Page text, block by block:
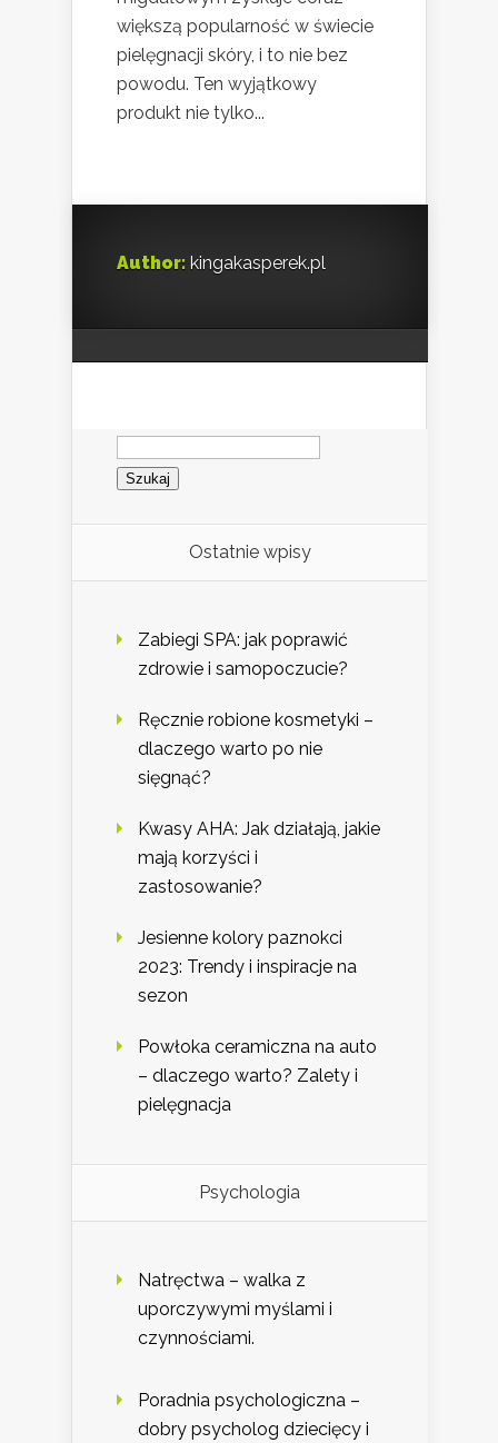
większą popularność w świecie
pielęgnacji skóry, i to nie bez
powodu. Ten wyjątkowy
produkt nie tylko...
Author: kingakasperek.pl
Szukaj:
Ostatnie wpisy
Zabiegi SPA: jak poprawić
zdrowie i samopoczucie?
Ręcznie robione kosmetyki –
dlaczego warto po nie
sięgnąć?
Kwasy AHA: Jak działają, jakie
mają korzyści i
zastosowanie?
Jesienne kolory paznokci
2023: Trendy i inspiracje na
sezon
Powłoka ceramiczna na auto
– dlaczego warto? Zalety i
pielęgnacja
Psychologia
Natręctwa – walka z
uporczywymi myślami i
czynnościami.
Poradnia psychologiczna –
dobry psycholog dziecięcy i